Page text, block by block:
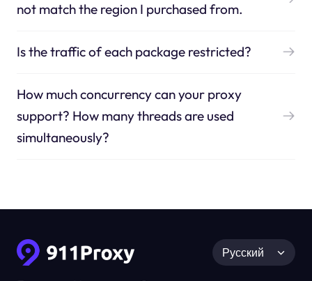
not match the region I purchased from.
Is the traffic of each package restricted?
How much concurrency can your proxy
support? How many threads are used
simultaneously?
Русский